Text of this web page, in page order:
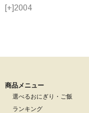
[+]2004
商品メニュー
選べるおにぎり・ご飯
ランキング